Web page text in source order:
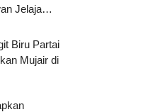
Jelaja…
Biru Partai
Mujair di